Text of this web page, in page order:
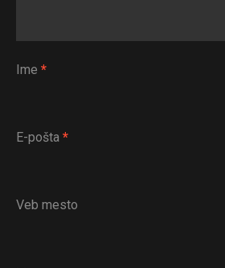
Ime *
E-pošta *
Veb mesto